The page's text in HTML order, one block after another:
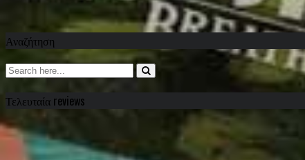
Αναζήτηση
Τελευταία reviews